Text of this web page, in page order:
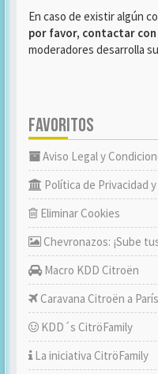
En caso de existir algún
por favor, contactar
moderadores desarrolla
FAVORITOS
Aviso Legal y
Política de Privacidad
Eliminar Cookies
Chevronazos: ¡Sube
Macro KDD Citroën
Caravana Citroën a París
KDD´s CitröFamily
La iniciativa CitröFamily